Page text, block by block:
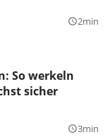
query_builder2min
So werkeln
sicher
query_builder3min